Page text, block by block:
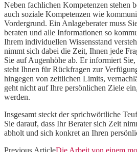
Neben fachlichen Kompetenzen stehen
auch soziale Kompetenzen wie
Vordergrund. Ein Anlageberater muss
beraten und alle Informationen so
Ihrem individuellen Wissensstand
nimmt sich dabei die Zeit, Ihnen jede
Sie auf Augenhöhe ab. Er informiert
steht Ihnen für Rückfragen zur
hingegen von zeitlichen Limits,
geht nicht auf Ihre persönlichen Ziele
werden.
Insgesamt steckt der sprichwörtliche
Sie darauf, dass Ihr Berater sich Zeit
abholt und sich konkret an Ihren